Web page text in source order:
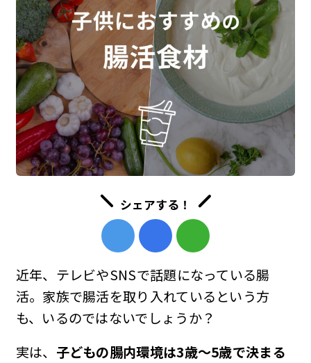
シェアする！
近年、テレビやSNSで話題になっている腸
活。家族で腸活を取り入れているという方
も、いるのではないでしょうか？
実は、 子どもの腸内環境は3歳〜5歳で決まる